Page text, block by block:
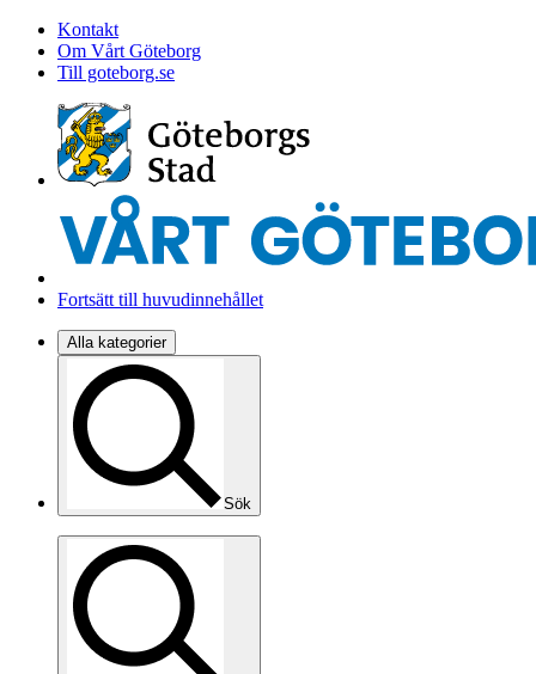
Kontakt
Om Vårt Göteborg
Till goteborg.se
Fortsätt till huvudinnehållet
Alla kategorier
Sök